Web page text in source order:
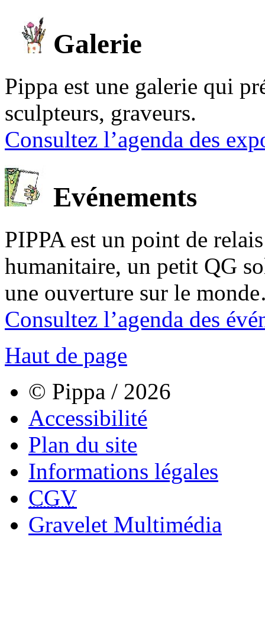
Galerie
Pippa est une galerie qui
sculpteurs, graveurs.
Consultez l’agenda des
Evénements
PIPPA est un point de
humanitaire, un petit QG
une ouverture sur le
Consultez l’agenda des
Haut de page
© Pippa / 2026
Accessibilité
Plan du site
Informations légales
CGV
Gravelet Multimédia